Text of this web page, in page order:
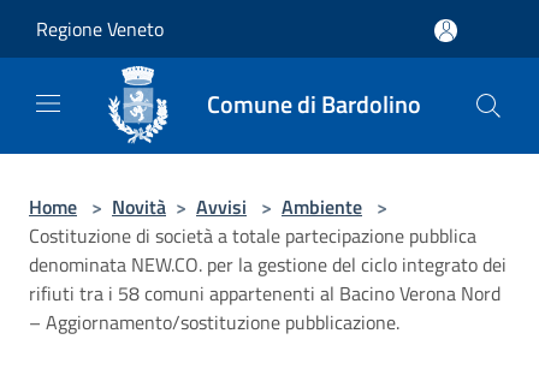
Regione Veneto
Comune di Bardolino
Home > Novità > Avvisi > Ambiente >
Costituzione di società a totale partecipazione pubblica
denominata NEW.CO. per la gestione del ciclo integrato dei
rifiuti tra i 58 comuni appartenenti al Bacino Verona Nord
– Aggiornamento/sostituzione pubblicazione.